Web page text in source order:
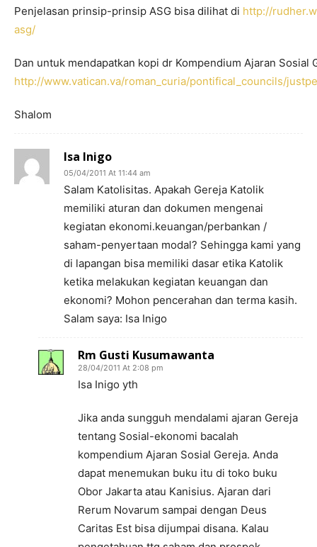
Penjelasan prinsip-prinsip ASG bisa dilihat di http://
asg/
Dan untuk mendapatkan kopi dr Kompendium Ajaran Sosial
http://www.vatican.va/roman_curia/pontifical_councils/
Shalom
Isa Inigo
05/04/2011 At 11:44 am
Salam Katolisitas. Apakah Gereja Katolik
memiliki aturan dan dokumen mengenai
kegiatan ekonomi.keuangan/perbankan /
saham-penyertaan modal? Sehingga kami yang
di lapangan bisa memiliki dasar etika Katolik
ketika melakukan kegiatan keuangan dan
ekonomi? Mohon pencerahan dan terma kasih.
Salam saya: Isa Inigo
Rm Gusti Kusumawanta
28/04/2011 At 2:08 pm
Isa Inigo yth
Jika anda sungguh mendalami ajaran Gereja
tentang Sosial-ekonomi bacalah
kompendium Ajaran Sosial Gereja. Anda
dapat menemukan buku itu di toko buku
Obor Jakarta atau Kanisius. Ajaran dari
Rerum Novarum sampai dengan Deus
Caritas Est bisa dijumpai disana. Kalau